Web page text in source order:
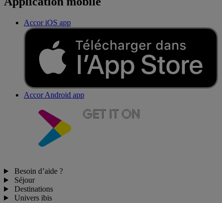
Accor iOS app
Accor Android app
Besoin d’aide ?
Séjour
Destinations
Univers ibis